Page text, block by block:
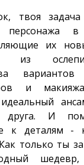
твоя
персонажа в
их
из
и
друга. И
к деталям -
только ты